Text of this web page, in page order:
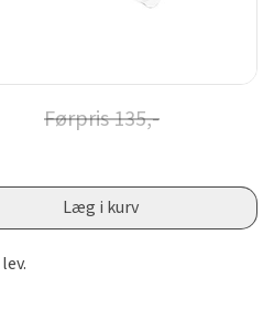
Førpris135,-
Læg i kurv